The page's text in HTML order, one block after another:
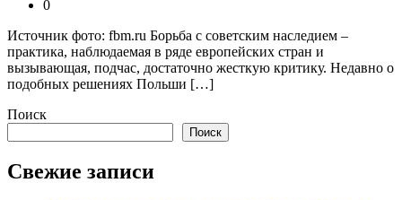
0
Источник фото: fbm.ru Борьба с советским наследием –
практика, наблюдаемая в ряде европейских стран и
вызывающая, подчас, достаточно жесткую критику. Недавно о
подобных решениях Польши […]
Поиск
Поиск
Свежие записи